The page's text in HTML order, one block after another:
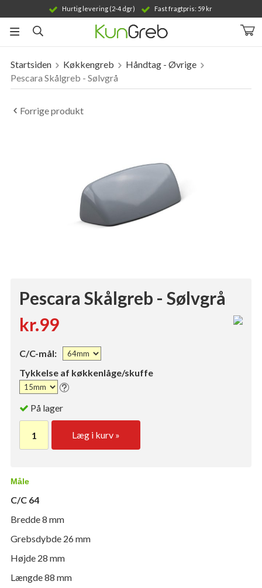
Hurtig levering (2-4 dgr) Fast fragtpris: 59 kr
Produktet er blevet tilføjet til din indkøbskurv
Startsiden Køkkengreb
Håndtag - Øvrige
Pescara Skålgreb - Sølvgrå
Forrige produkt
Pescara Skålgreb - Sølvgrå
kr.99
C/C-mål:
Tykkelse af køkkenlåge/skuffe
På lager
Læg i kurv »
Måle
C/C 64
Bredde 8 mm
Grebsdybde 26 mm
Højde 28 mm
Længde 88 mm